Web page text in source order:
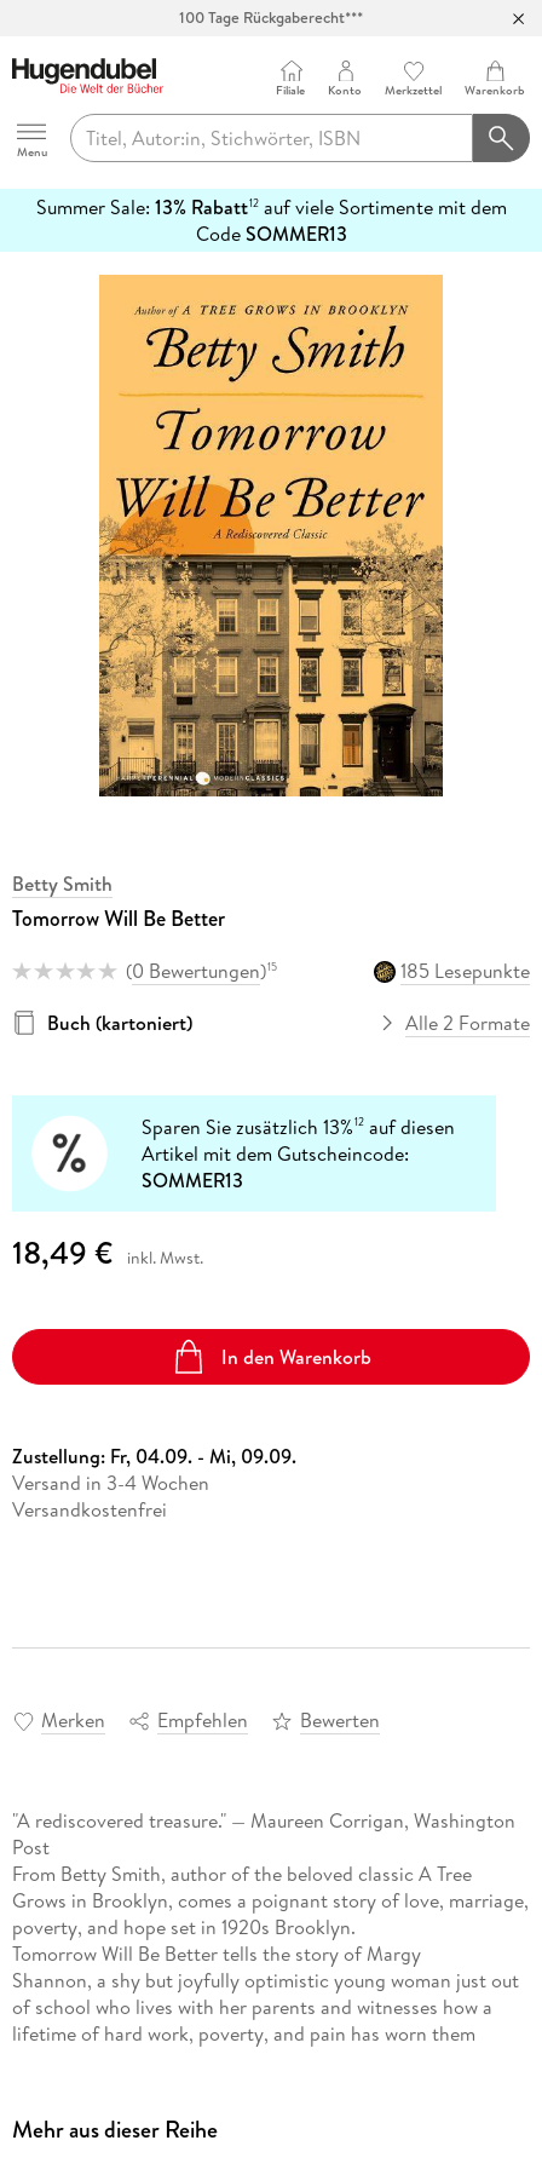
Hugendubel
Menu
Filiale Konto Merkzettel Warenkorb
Summer Sale: 13% Rabatt12auf viele Sortimente mit dem
CodeSOMMER13
erfahren
Betty Smith
Tomorrow Will Be Better
(0 Bewertungen)15
185 Lesepunkte
Buch (kartoniert)
Alle 2 Formate
Sparen Sie zusätzlich 13%12 auf diesen
Artikel mit dem Gutscheincode:
SOMMER13
18,49 € inkl. Mwst.
In den Warenkorb
Zustellung: Fr, 04.09. - Mi, 09.09.
Versand in 3-4 Wochen
Versandkostenfrei
Merken Empfehlen Bewerten
"A rediscovered treasure." — Maureen Corrigan, Washington
Post
From Betty Smith, author of the beloved classic A Tree
Grows in Brooklyn, comes a poignant story of love, marriage,
poverty, and hope set in 1920s Brooklyn.
Tomorrow Will Be Better tells the story of Margy
Shannon, a shy but joyfully optimistic young woman just out
of school who lives with her parents and witnesses how a
lifetime of hard work, poverty, and pain has worn them
up against her overbearing mother, Margy takes refuge in her
Mehr aus dieser Reihe